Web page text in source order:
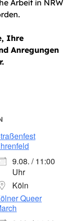
Office 365
Arbeit in NRW
Ihre
Anregungen
9.08. / 11:00
Uhr
Köln
Queer